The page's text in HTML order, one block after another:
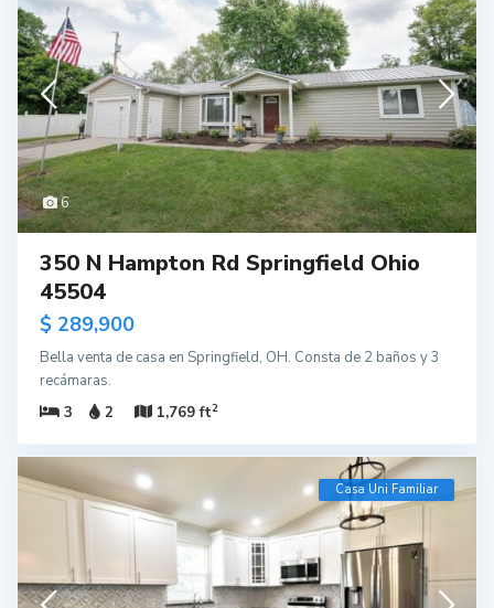
6
350 N Hampton Rd Springfield Ohio
45504
$ 289,900
Bella venta de casa en Springfield, OH. Consta de 2 baños y 3
recámaras.
3
2 1,769 ft2
Casa Uni Familiar